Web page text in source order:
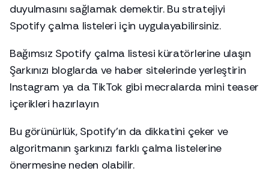
duyulmasını sağlamak demektir. Bu stratejiyi
Spotify çalma listeleri için uygulayabilirsiniz.
Bağımsız Spotify çalma listesi küratörlerine ulaşın
Şarkınızı bloglarda ve haber sitelerinde yerleştirin
Instagram ya da TikTok gibi mecralarda mini teaser
içerikleri hazırlayın
Bu görünürlük, Spotify’ın da dikkatini çeker ve
algoritmanın şarkınızı farklı çalma listelerine
önermesine neden olabilir.